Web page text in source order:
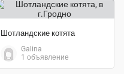
Шотландские котята
Galina
1 объявление